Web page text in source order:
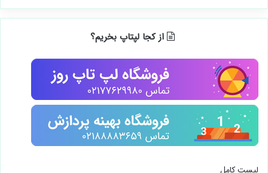
از کجا لپتاپ بخریم؟
لیست کامل